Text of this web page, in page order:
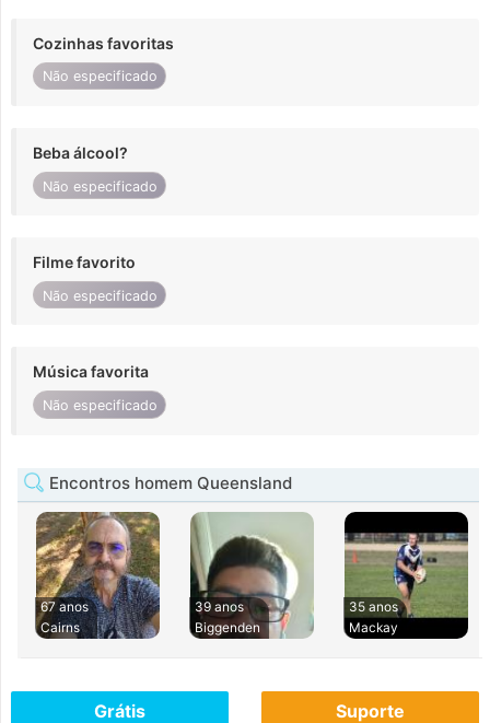
Cozinhas favoritas
Não especificado
Beba álcool?
Não especificado
Filme favorito
Não especificado
Música favorita
Não especificado
Encontros homem Queensland
67 anos
Cairns
39 anos
Biggenden
35 anos
Mackay
Grátis Suporte